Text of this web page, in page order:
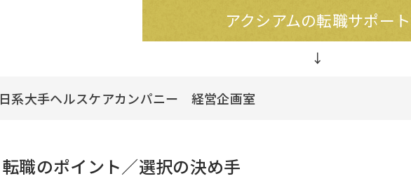
アクシアムの転職サポート
日系大手ヘルスケアカンパニー 経営企画室
転職のポイント／選択の決め手